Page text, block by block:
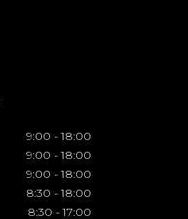
9:00 - 18:00
9:00 - 18:00
9:00 - 18:00
8:30 - 18:00
8:30 - 17:00